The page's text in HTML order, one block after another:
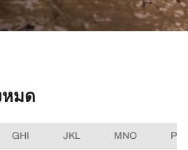
หมด
GHI JKL MNO